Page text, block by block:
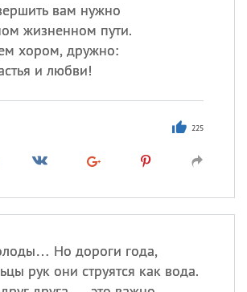
вам нужно
жизненном пути.
хором, дружно:
и любви!
225
Но дороги года,
рук они струятся как вода.